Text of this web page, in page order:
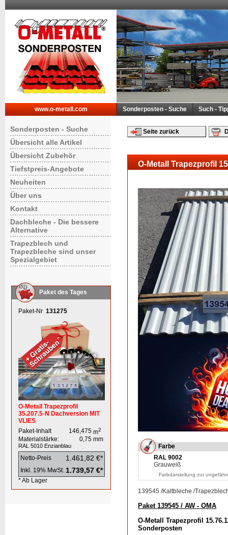
www.o-metall.com Sonderposten - Suche Such -
Sonderposten - Suche
Übersicht alle Artikel
Übersicht Zubehör
Tiefstpreis-Angebote
Neuheiten
Über uns
Kontakt
Dachbleche - Die bessere
Alternative
Trapezblech und
Trapezbleche sind unser
Spezialgebiet
Paket des Tages
Paket-Nr 131275
O-Metall Trapezprofil
35.207.5-N Dachversion MIT
VLIES
Paket-Inhalt
146,475 m2
Materialstärke: 0,75 mm
RAL 5010 Enzianblau
Netto-Preis 1.461,82 €*
Inkl. 19% MwSt. 1.739,57 €*
* Ab Lager
Seite zurück
O-Metall Trapezprofil
Farbe
RAL 9002
Grauweiß
Farbdarstellung zur
139545 /Kaltbleche /
Paket 139545 / AW - OMA
O-Metall Trapezprofil
Sonderposten